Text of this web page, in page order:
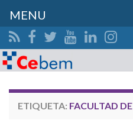
Search for:
ETIQUETA: FACULTAD
MENU